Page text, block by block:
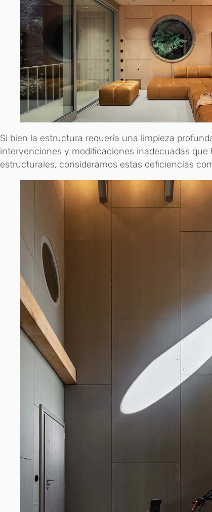
Si bien la estructura requería una limpieza
intervenciones y modificaciones inadecuadas que
estructurales, consideramos estas deficiencias